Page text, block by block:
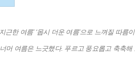
한 여름’ ‘몹시 더운 여름’으로 느껴질 따름
머 여름은 느긋했다. 푸르고 풍요롭고 축축